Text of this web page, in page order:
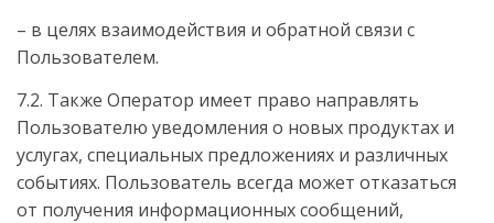
– в целях взаимодействия и обратной связи с
Пользователем.
7.2. Также Оператор имеет право направлять
Пользователю уведомления о новых продуктах и
услугах, специальных предложениях и различных
событиях. Пользователь всегда может отказаться
от получения информационных сообщений,